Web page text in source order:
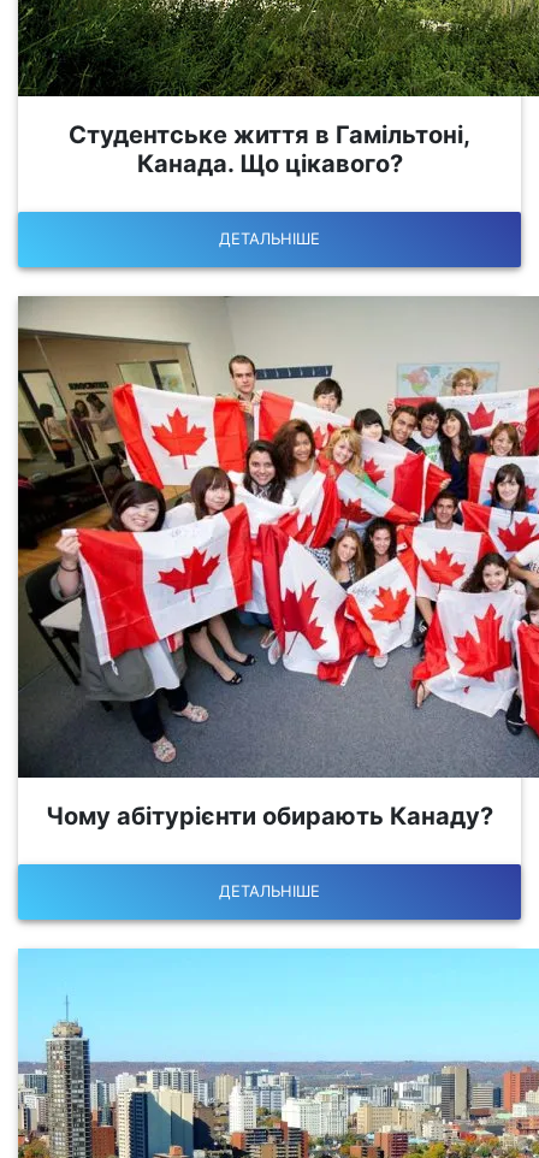
Студентське життя в Гамільтоні,
Канада. Що цікавого?
ДЕТАЛЬНІШЕ
Чому абітурієнти обирають Канаду?
ДЕТАЛЬНІШЕ